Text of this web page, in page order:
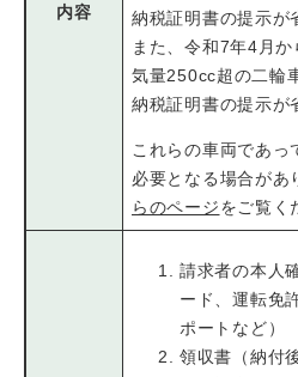
内容
納税証明書の提示が
また、令和7年4月
気量250cc超の二輪
納税証明書の提示が
これらの車両であっ
必要となる場合があ
らのページをご覧く
請求者の本人
ード、運転免
ポートなど）
領収書（納付